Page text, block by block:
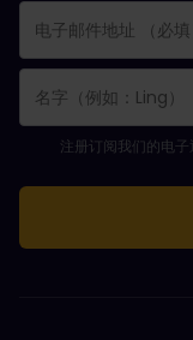
您已成功订阅。
电子邮件地址栏为必填
电子邮件地址无效！
订阅电子通讯时出错。
您已订阅此电子通讯！
请同意有关订阅电子
注册订阅我们的电